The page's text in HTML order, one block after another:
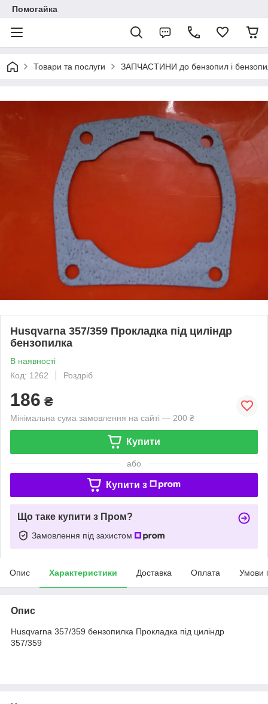
Помогайка
Товари та послуги ЗАПЧАСТИНИ до бензопил і
Husqvarna 357/359 Прокладка під циліндр
бензопилка
В наявності
Код: 1262
Роздріб
186 ₴
Мінімальна сума замовлення на сайті — 200 ₴
Купити
або
Купити з
Що таке купити з Пром?
Замовлення під захистом
Опис Характеристики Доставка Оплата Умови
Опис
Husqvarna 357/359 бензопилка Прокладка під циліндр
357/359